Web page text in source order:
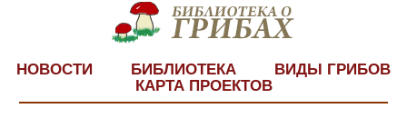
НОВОСТИ БИБЛИОТЕКА
ВИДЫ ГРИБОВ
КАРТА ПРОЕКТОВ